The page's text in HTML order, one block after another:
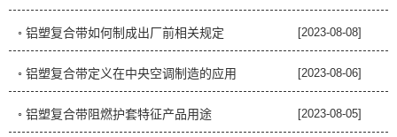
◦ 铝塑复合带如何制成出厂前相关规定 [2023-08-08]
◦ 铝塑复合带定义在中央空调制造的应用 [2023-08-06]
◦ 铝塑复合带阻燃护套特征产品用途 [2023-08-05]